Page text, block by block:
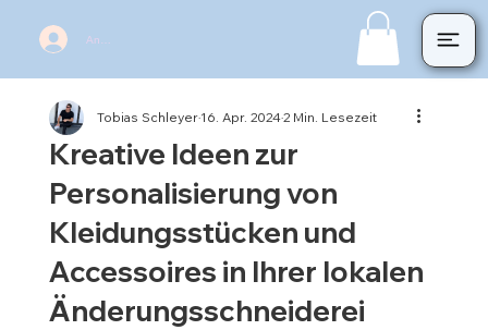
Anmelden
Kreative Ideen zur
Personalisierung von
Kleidungsstücken und
Accessoires in Ihrer lokalen
Änderungsschneiderei
Tobias Schleyer16. Apr. 20242 Min. Lesezeit